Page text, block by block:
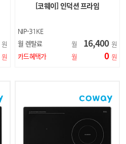
원
원
[코웨이] 인덕션 프라임
NIP-31KE
월 렌탈료 월 16,400 원
카드혜택가
월 0 원